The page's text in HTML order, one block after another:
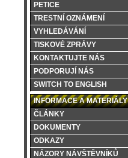
PETICE
TRESTNÍ OZNÁMENÍ
VYHLEDÁVÁNÍ
TISKOVÉ ZPRÁVY
KONTAKTUJTE NÁS
PODPORUJÍ NÁS
SWITCH TO ENGLISH
INFORMACE A MATERIÁLY
ČLÁNKY
DOKUMENTY
ODKAZY
NÁZORY NÁVŠTĚVNÍKŮ